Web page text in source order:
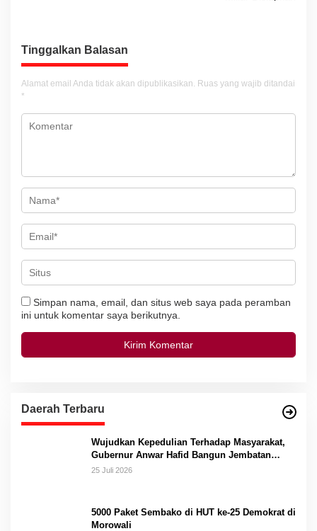
s
i
p
o
s
Tinggalkan Balasan
Alamat email Anda tidak akan dipublikasikan. Ruas yang wajib ditandai
*
Simpan nama, email, dan situs web saya pada peramban
ini untuk komentar saya berikutnya.
Daerah Terbaru
Wujudkan Kepedulian Terhadap Masyarakat,
Gubernur Anwar Hafid Bangun Jembatan
Gantung Masungkang dengan Dana Pribadi
25 Juli 2026
5000 Paket Sembako di HUT ke-25 Demokrat di
Morowali